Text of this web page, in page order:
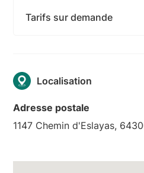
Tarifs sur demande
Localisation
Adresse postale
1147 Chemin d'Eslayas,